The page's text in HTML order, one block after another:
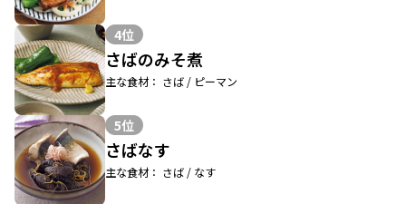
4位
さばのみそ煮
主な食材： さば / ピーマン
5位
さばなす
主な食材： さば / なす